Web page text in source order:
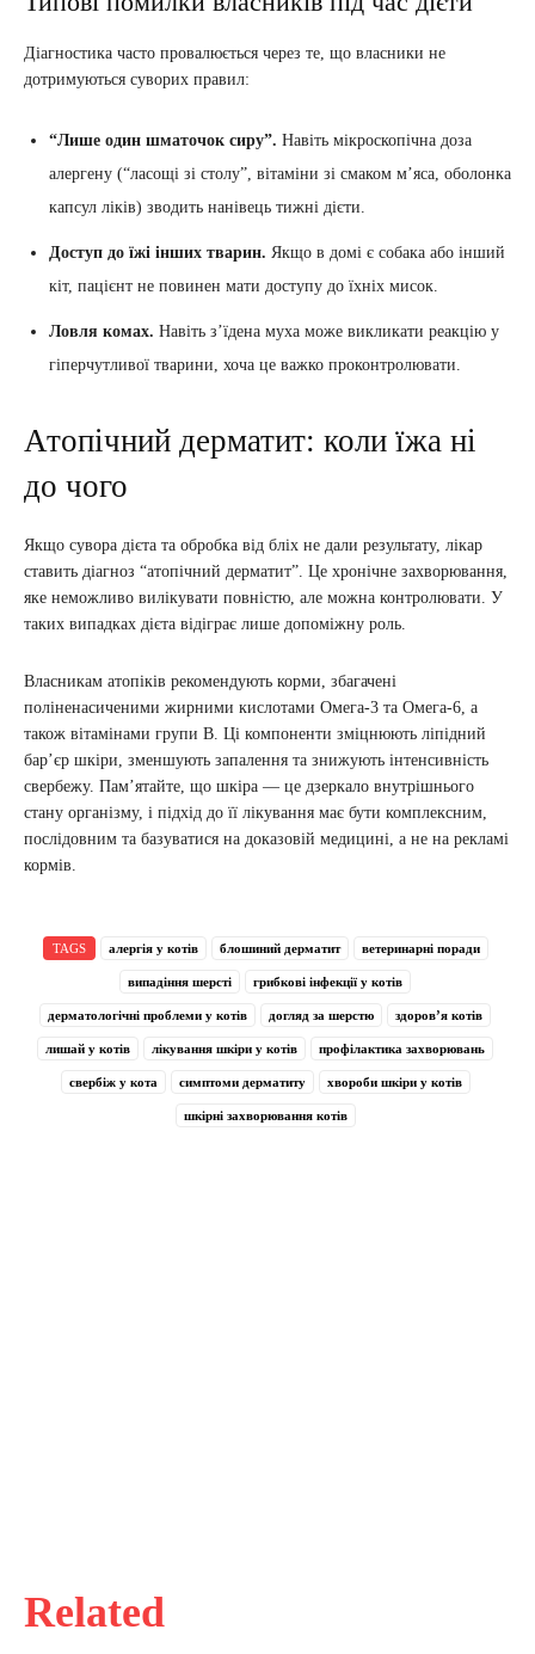
Related
Діагностика часто провалюється через те, що власники не
дотримуються суворих правил:
“Лише один шматочок сиру”. Навіть мікроскопічна доза
алергену (“ласощі зі столу”, вітаміни зі смаком м’яса, оболонка
капсул ліків) зводить нанівець тижні дієти.
Доступ до їжі інших тварин. Якщо в домі є собака або інший
кіт, пацієнт не повинен мати доступу до їхніх мисок.
Ловля комах. Навіть з’їдена муха може викликати реакцію у
гіперчутливої тварини, хоча це важко проконтролювати.
Атопічний дерматит: коли їжа ні
до чого
Якщо сувора дієта та обробка від бліх не дали результату, лікар
ставить діагноз “атопічний дерматит”. Це хронічне захворювання,
яке неможливо вилікувати повністю, але можна контролювати. У
таких випадках дієта відіграє лише допоміжну роль.
Власникам атопіків рекомендують корми, збагачені
поліненасиченими жирними кислотами Омега-3 та Омега-6, а
також вітамінами групи B. Ці компоненти зміцнюють ліпідний
бар’єр шкіри, зменшують запалення та знижують інтенсивність
свербежу. Пам’ятайте, що шкіра — це дзеркало внутрішнього
стану організму, і підхід до її лікування має бути комплексним,
послідовним та базуватися на доказовій медицині, а не на рекламі
кормів.
TAGS алергія у котів блошиний дерматит ветеринарні поради
випадіння шерсті грибкові інфекції у котів
дерматологічні проблеми у котів догляд за шерстю здоров’я котів
лишай у котів лікування шкіри у котів профілактика захворювань
свербіж у кота симптоми дерматиту хвороби шкіри у котів
шкірні захворювання котів